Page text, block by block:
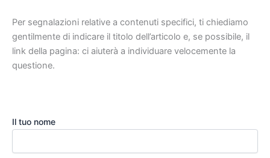
Per segnalazioni relative a contenuti specifici, ti chiediamo
gentilmente di indicare il titolo dell’articolo e, se possibile, il
link della pagina: ci aiuterà a individuare velocemente la
questione.
Il tuo nome